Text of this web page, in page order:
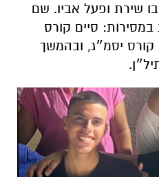
שירת ופעל אביו. שם
במסירות: סיים קורס
קורס יסמ״ג, ובהמשך